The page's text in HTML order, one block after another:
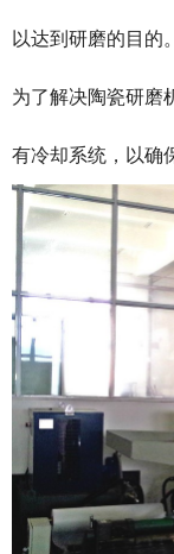
以达到研磨的目的
为了解决陶瓷研磨
有冷却系统，以确